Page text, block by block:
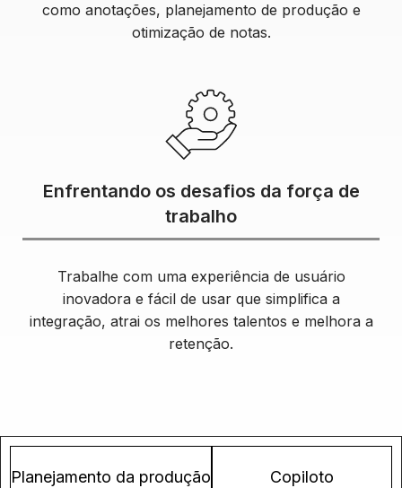
como anotações, planejamento de produção e
otimização de notas.
Enfrentando os desafios da força de
trabalho
Trabalhe com uma experiência de usuário
inovadora e fácil de usar que simplifica a
integração, atrai os melhores talentos e melhora a
retenção.
Planejamento da produção Copiloto